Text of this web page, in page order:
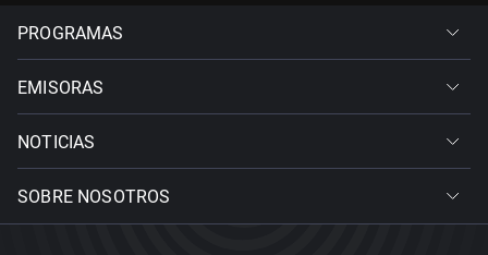
PROGRAMAS
EMISORAS
NOTICIAS
SOBRE NOSOTROS